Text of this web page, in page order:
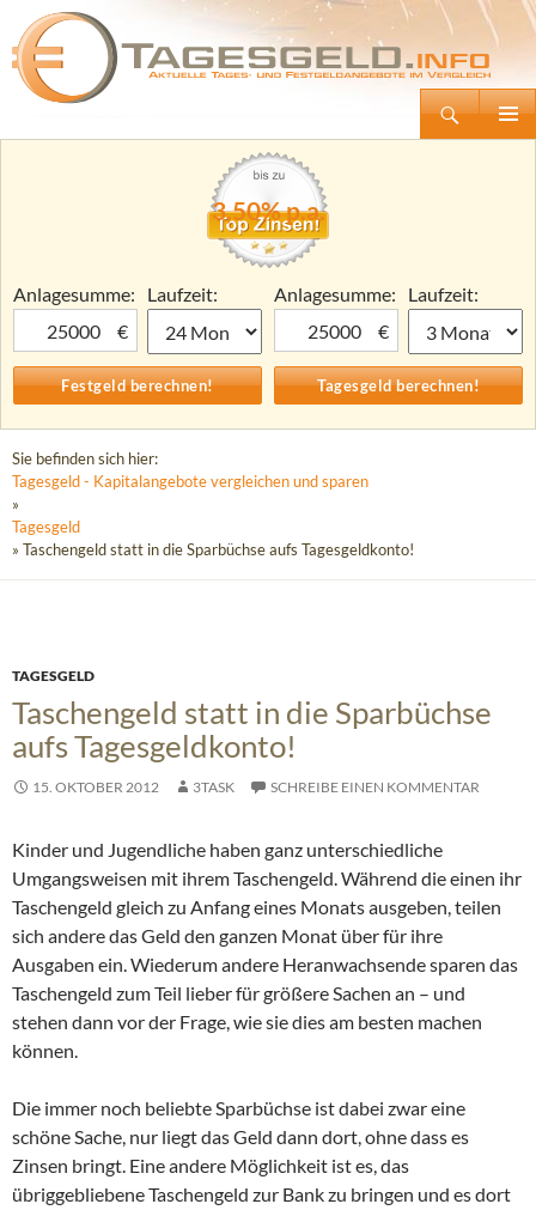
Tagesgeld.info – Tagesgeldkonten vergleichen und Tagesgeld-Zinsen berechnen
Zum
3,50% p.a.
Anlagesumme:
€
Laufzeit:
Anlagesumme:
€
Laufzeit:
Sie befinden sich hier:
Tagesgeld - Kapitalangebote vergleichen und sparen
»
Tagesgeld
» Taschengeld statt in die Sparbüchse aufs Tagesgeldkonto!
TAGESGELD
Taschengeld statt in die Sparbüchse
aufs Tagesgeldkonto!
15. OKTOBER 2012 3TASK SCHREIBE EINEN KOMMENTAR
Kinder und Jugendliche haben ganz unterschiedliche
Umgangsweisen mit ihrem Taschengeld. Während die einen ihr
Taschengeld gleich zu Anfang eines Monats ausgeben, teilen
sich andere das Geld den ganzen Monat über für ihre
Ausgaben ein. Wiederum andere Heranwachsende sparen das
Taschengeld zum Teil lieber für größere Sachen an – und
stehen dann vor der Frage, wie sie dies am besten machen
können.
Die immer noch beliebte Sparbüchse ist dabei zwar eine
schöne Sache, nur liegt das Geld dann dort, ohne dass es
Zinsen bringt. Eine andere Möglichkeit ist es, das
übriggebliebene Taschengeld zur Bank zu bringen und es dort